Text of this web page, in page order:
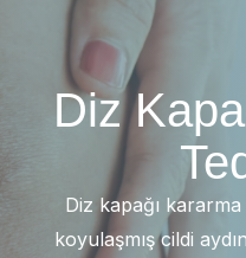
Diz
Diz kapağı
koyulaşmış cildi